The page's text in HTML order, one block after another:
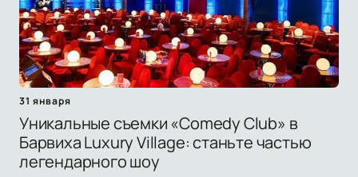
31 января
Уникальные съемки «Comedy Club» в
Барвиха Luxury Village: станьте частью
легендарного шоу